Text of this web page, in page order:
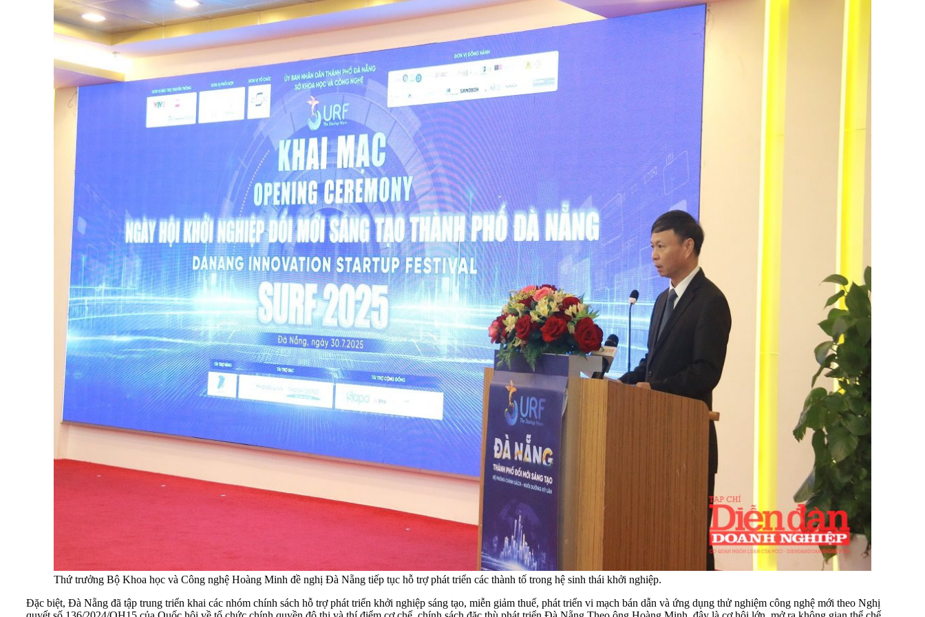
Thứ trưởng Bộ Khoa học và Công nghệ Hoàng Minh đề nghị Đà Nẵng tiếp tục hỗ trợ phát triển các thành tố trong hệ sinh thái khởi nghiệp.
Đặc biệt, Đà Nẵng đã tập trung triển khai các nhóm chính sách hỗ trợ phát triển khởi nghiệp sáng tạo, miễn giảm thuế, phát triển vi mạch bán dẫn và ứng dụng thử nghiệm công nghệ mới theo Nghị